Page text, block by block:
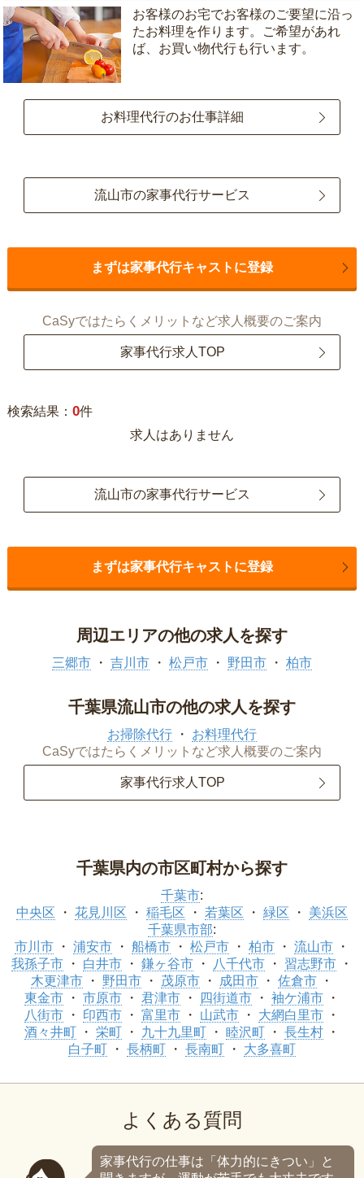
お客様のお宅でお客様のご要望に沿っ
たお料理を作ります。ご希望があれ
ば、お買い物代行も行います。
お料理代行のお仕事詳細
流山市の家事代行サービス
まずは家事代行キャストに登録
CaSyではたらくメリットなど求人概要のご案内
家事代行求人TOP
検索結果： 0件
求人はありません
流山市の家事代行サービス
まずは家事代行キャストに登録
周辺エリアの他の求人を探す
三郷市 吉川市 松戸市 野田市 柏市
千葉県流山市の他の求人を探す
お掃除代行
お料理代行
CaSyではたらくメリットなど求人概要のご案内
家事代行求人TOP
千葉県内の市区町村から探す
千葉市:
中央区
花見川区 稲毛区 若葉区 緑区
美浜区
千葉県市部:
市川市
浦安市 船橋市 松戸市 柏市
流山市
我孫子市
白井市 鎌ヶ谷市 八千代市
習志野市
木更津市
野田市 茂原市 成田市
佐倉市
東金市
市原市 君津市 四街道市
袖ケ浦市
八街市
印西市 富里市 山武市
大網白里市
酒々井町
栄町 九十九里町 睦沢町
長生村
白子町
長柄町 長南町 大多喜町
よくある質問
家事代行の仕事は「体力的にきつい」と